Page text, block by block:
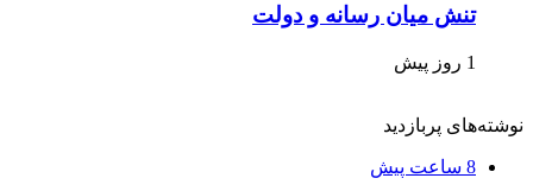
تنش میان رسانه و دولت
1 روز پیش
نوشته‌های پربازدید
8 ساعت پیش